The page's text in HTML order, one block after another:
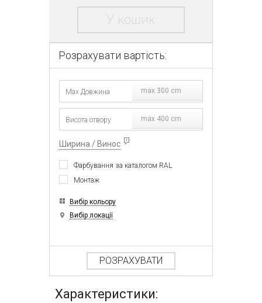
У кошик
Розрахувати вартість:
max 300 cm
max 400 cm
Ширина / Винос
Фарбування за каталогом RAL
Монтаж
Вибір кольору
Вибір локації
РОЗРАХУВАТИ
Характеристики: